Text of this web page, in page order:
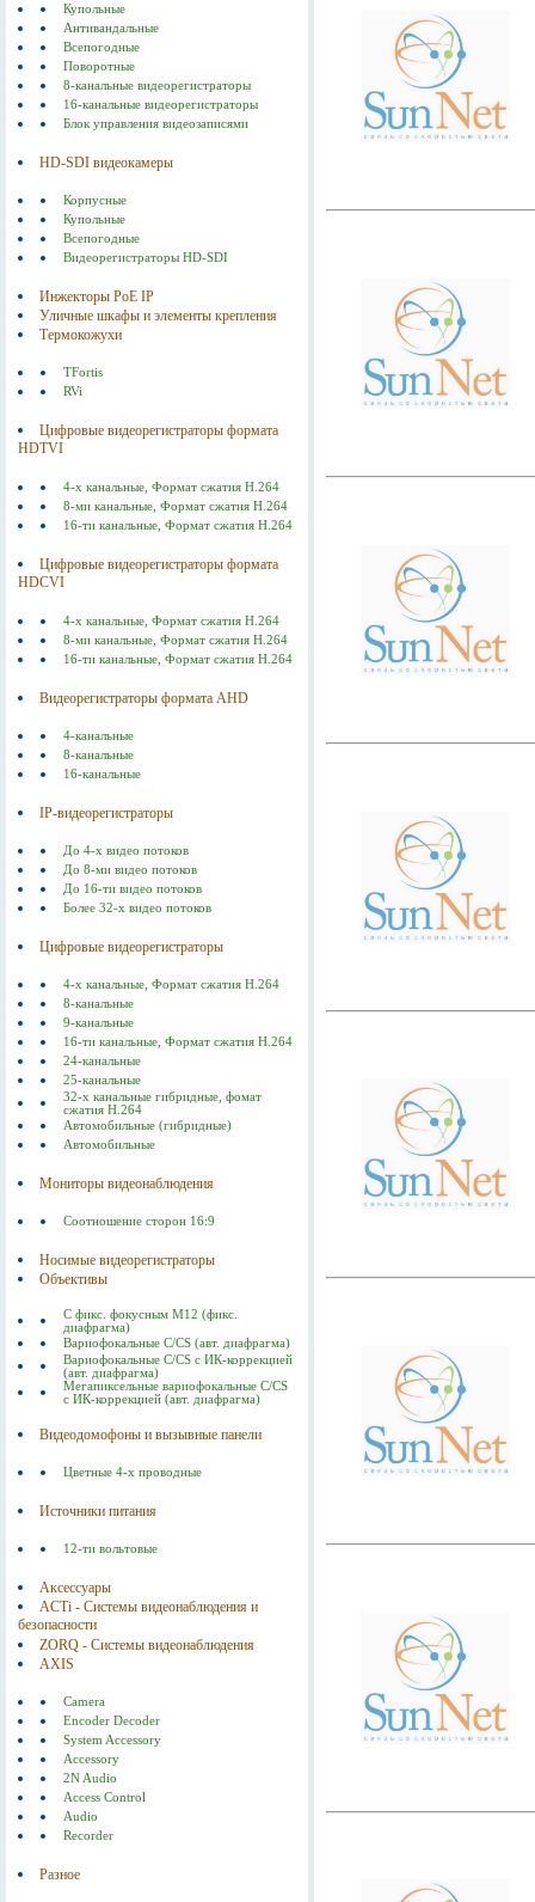
Купольные
Антивандальные
Всепогодные
Поворотные
8-канальные видеорегистраторы
16-канальные видеорегистраторы
Блок управления видеозаписями
HD-SDI видеокамеры
Корпусные
Купольные
Всепогодные
Видеорегистраторы HD-SDI
Инжекторы РоЕ IP
Уличные шкафы и элементы крепления
Термокожухи
TFortis
RVi
Цифровые видеорегистраторы формата
HDTVI
4-х канальные, Формат сжатия Н.264
8-ми канальные, Формат сжатия Н.264
16-ти канальные, Формат сжатия Н.264
Цифровые видеорегистраторы формата
HDCVI
4-х канальные, Формат сжатия Н.264
8-ми канальные, Формат сжатия Н.264
16-ти канальные, Формат сжатия Н.264
Видеорегистраторы формата AHD
4-канальные
8-канальные
16-канальные
IP-видеорегистраторы
До 4-х видео потоков
До 8-ми видео потоков
До 16-ти видео потоков
Более 32-х видео потоков
Цифровые видеорегистраторы
4-х канальные, Формат сжатия Н.264
8-канальные
9-канальные
16-ти канальные, Формат сжатия Н.264
24-канальные
25-канальные
32-х канальные гибридные, фомат
сжатия H.264
Автомобильные (гибридные)
Автомобильные
Мониторы видеонаблюдения
Соотношение сторон 16:9
Носимые видеорегистраторы
Объективы
С фикс. фокусным M12 (фикс.
диафрагма)
Вариофокальные С/СS (авт. диафрагма)
Вариофокальные C/CS с ИК-коррекцией
(авт. диафрагма)
Мегапиксельные вариофокальные C/CS
с ИК-коррекцией (авт. диафрагма)
Видеодомофоны и вызывные панели
Цветные 4-х проводные
Источники питания
12-ти вольтовые
Аксессуары
ACTi - Системы видеонаблюдения и
безопасности
ZORQ - Системы видеонаблюдения
AXIS
Camera
Encoder Decoder
System Accessory
Accessory
2N Audio
Access Control
Audio
Recorder
Разное